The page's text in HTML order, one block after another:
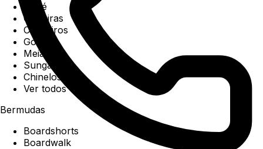
Boné
Carteiras
Chaveiros
Gorros
Meias
Sunga
Chinelos
Ver todos
Bermudas
Boardshorts
Boardwalk